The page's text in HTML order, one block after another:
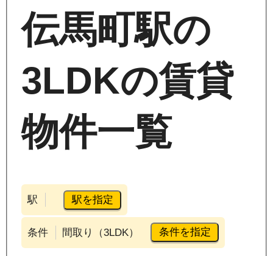
伝馬町駅の
3LDKの賃貸
物件一覧
駅 駅を指定
条件 間取り（3LDK） 条件を指定